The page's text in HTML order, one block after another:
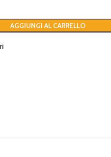
AGGIUNGI AL CARRELLO